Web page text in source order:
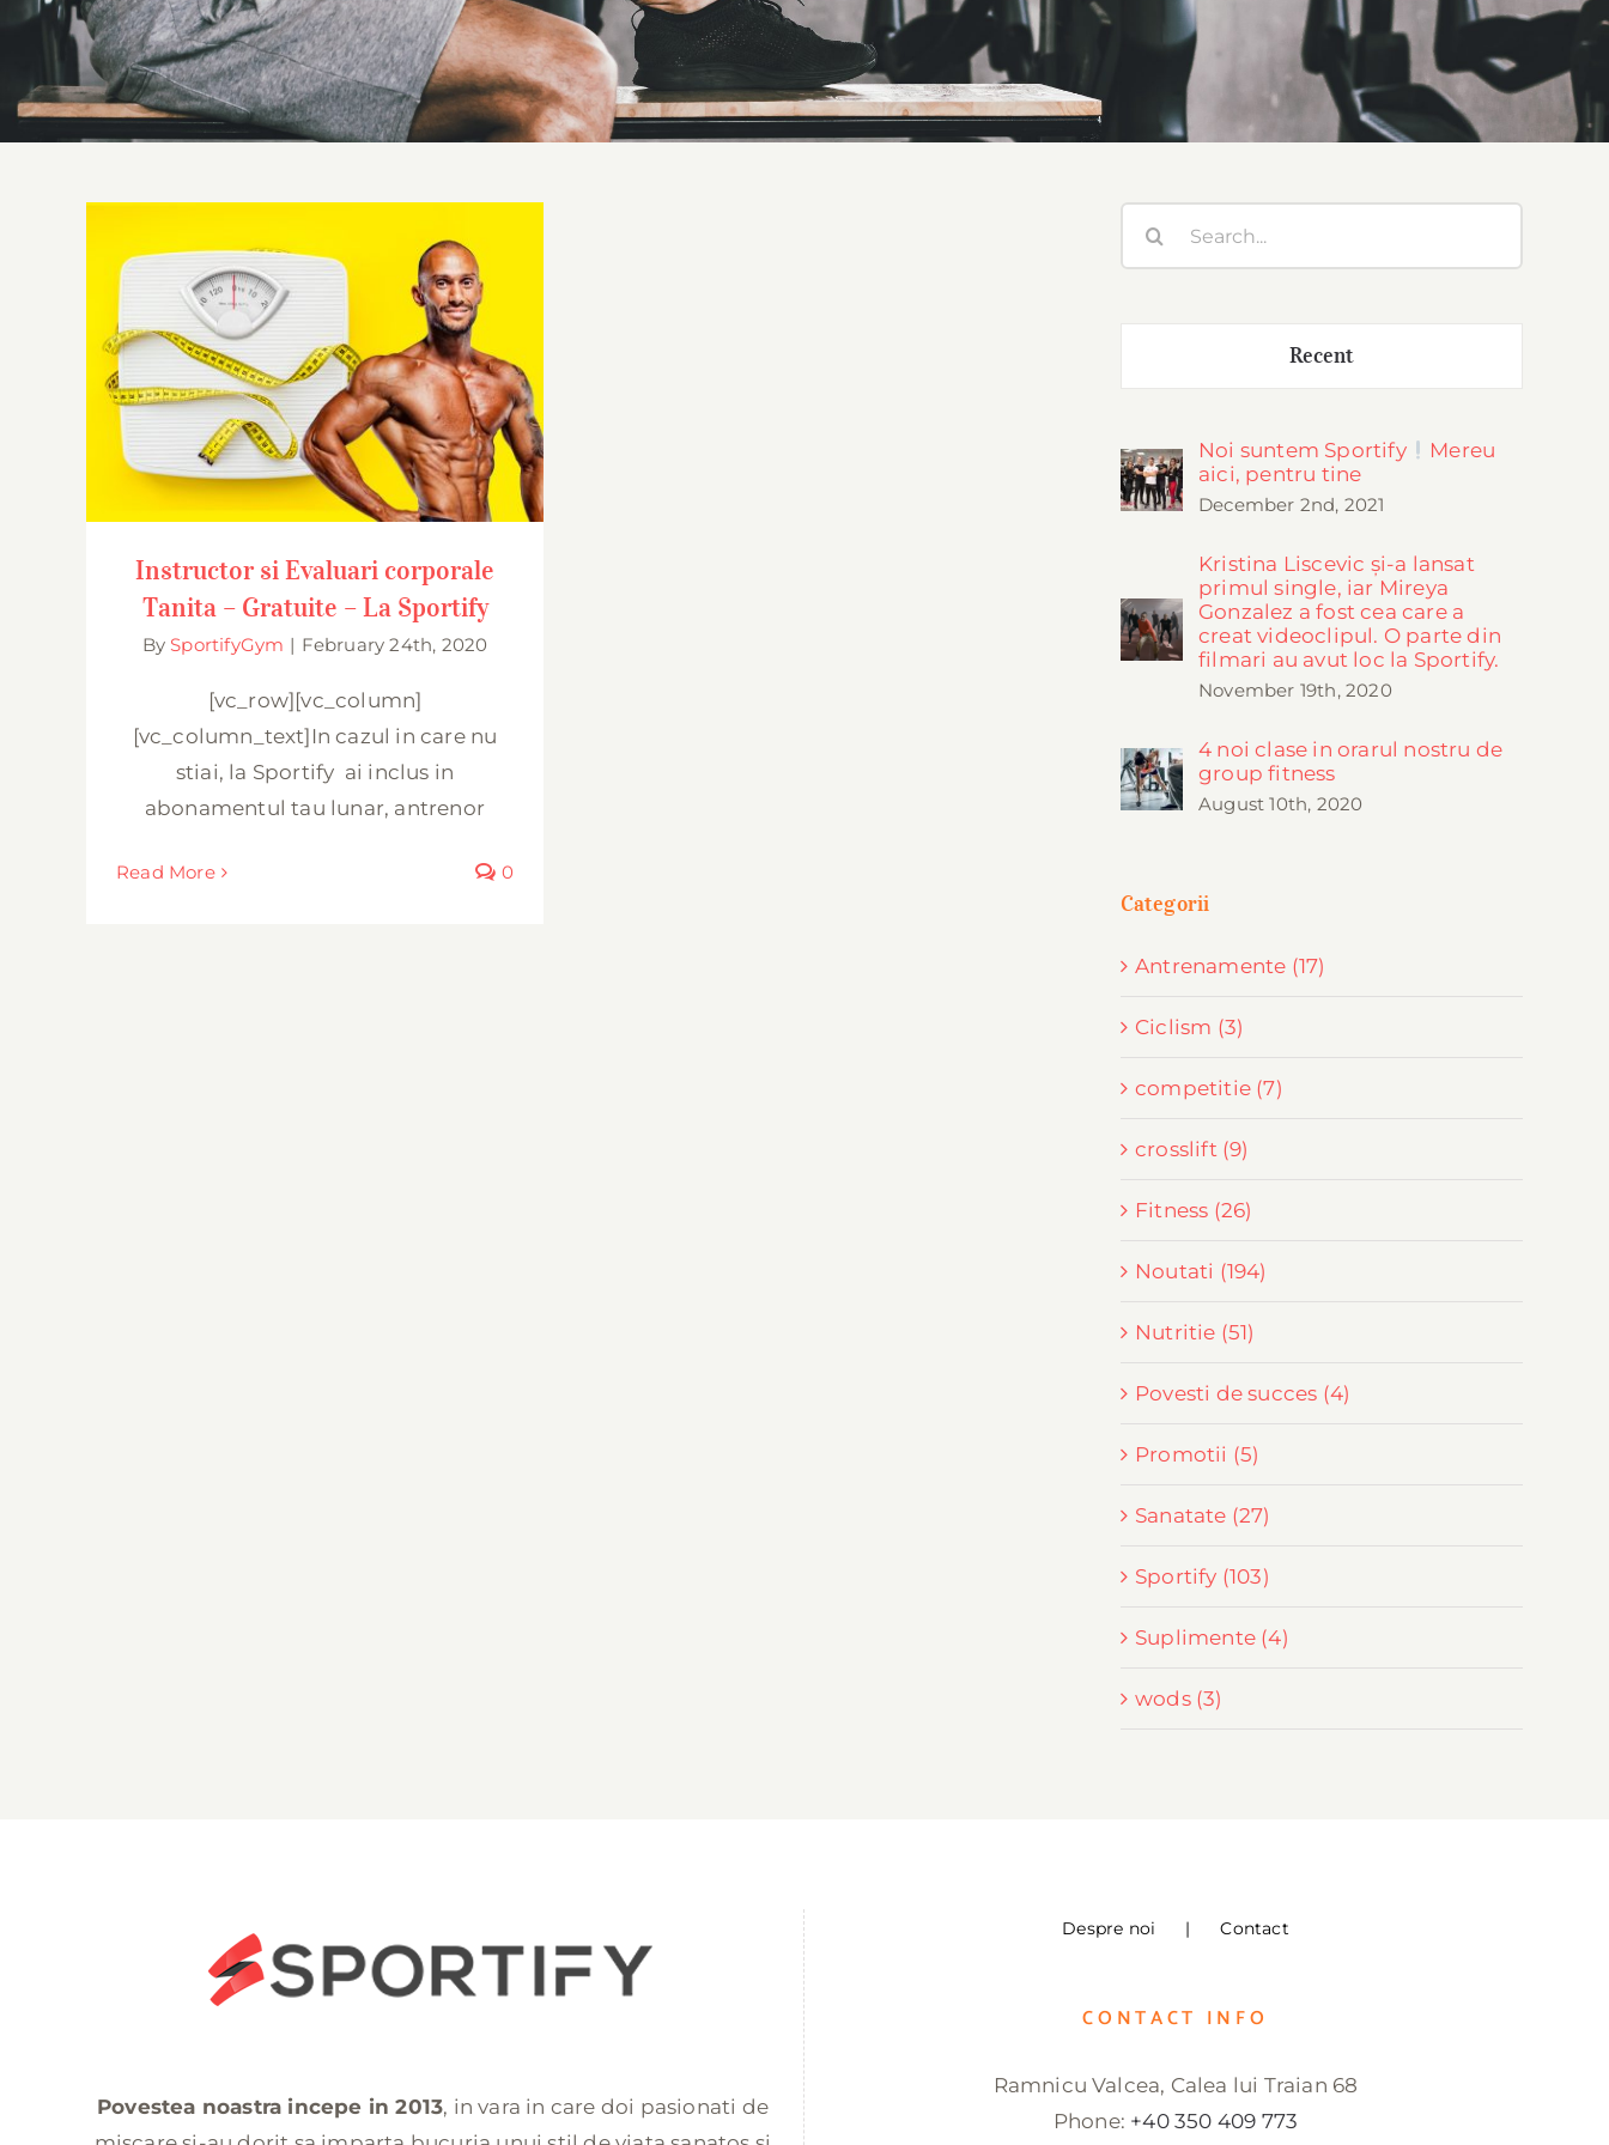
Instructor si Evaluari corporale Tanita –
Gratuite – La Sportify
Instructor si Evaluari corporale
Tanita – Gratuite – La Sportify
By SportifyGym | February 24th, 2020
[vc_row][vc_column]
[vc_column_text]In cazul in care nu
stiai, la Sportify ai inclus in
abonamentul tau lunar, antrenor
Read More 0
Recent
Noi suntem Sportify
Mereu
aici, pentru tine
December 2nd, 2021
Kristina Liscevic și-a lansat
primul single, iar Mireya
Gonzalez a fost cea care a
creat videoclipul. O parte din
filmari au avut loc la Sportify.
November 19th, 2020
4 noi clase in orarul nostru de
group fitness
August 10th, 2020
Categorii
Antrenamente (17)
Ciclism (3)
competitie (7)
crosslift (9)
Fitness (26)
Noutati (194)
Nutritie (51)
Povesti de succes (4)
Promotii (5)
Sanatate (27)
Sportify (103)
Suplimente (4)
wods (3)
Povestea noastra incepe in 2013, in vara in care doi pasionati de
Despre noi Contact
CONTACT INFO
Ramnicu Valcea, Calea lui Traian 68
Phone: +40 350 409 773